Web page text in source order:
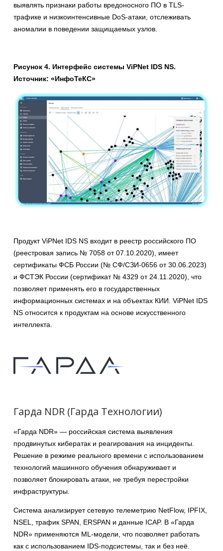
выявлять признаки работы вредоносного ПО в TLS-
трафике и низкоинтенсивные DoS-атаки, отслеживать
аномалии в поведении защищаемых узлов.
Рисунок 4. Интерфейс системы ViPNet IDS NS.
Источник: «ИнфоТеКС»
Продукт ViPNet IDS NS входит в реестр российского ПО
(реестровая запись № 7058 от 07.10.2020), имеет
сертификаты ФСБ России (№ СФ/СЗИ-0656 от 30.06.2023)
и ФСТЭК России (сертификат № 4329 от 24.11.2020), что
позволяет применять его в государственных
информационных системах и на объектах КИИ. ViPNet IDS
NS относится к продуктам на основе искусственного
интеллекта.
Гарда NDR (Гарда Технологии)
«Гарда NDR» — российская система выявления
продвинутых кибератак и реагирования на инциденты.
Решение в режиме реального времени с использованием
технологий машинного обучения обнаруживает и
позволяет блокировать атаки, не требуя перестройки
инфраструктуры.
Система анализирует сетевую телеметрию NetFlow, IPFIX,
NSEL, трафик SPAN, ERSPAN и данные ICAP. В «Гарда
NDR» применяются ML-модели, что позволяет работать
как с использованием IDS-подсистемы, так и без неё.